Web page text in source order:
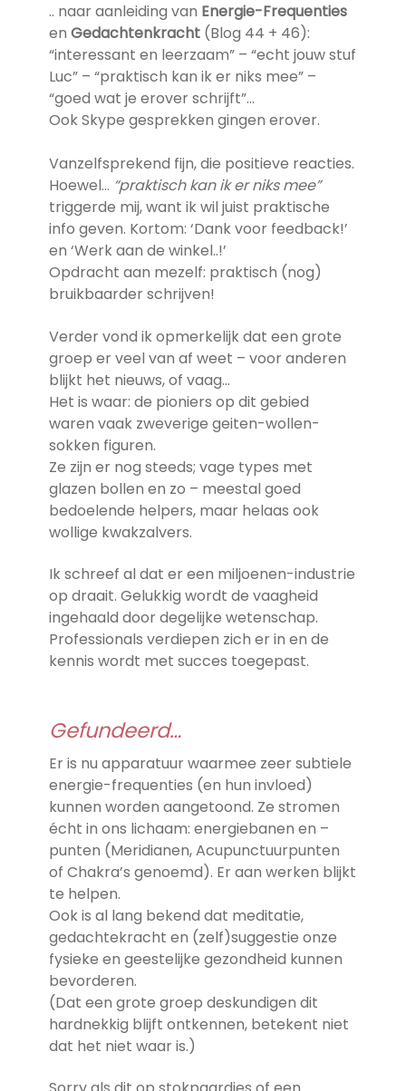
.. naar aanleiding van Energie-Frequenties
en Gedachtenkracht (Blog 44 + 46):
“interessant en leerzaam” – “echt jouw stuf
Luc” – “praktisch kan ik er niks mee” –
“goed wat je erover schrijft”…
Ook Skype gesprekken gingen erover.
Vanzelfsprekend fijn, die positieve reacties.
Hoewel… “praktisch kan ik er niks mee”
triggerde mij, want ik wil juist praktische
info geven. Kortom: ‘Dank voor feedback!’
en ‘Werk aan de winkel..!’
Opdracht aan mezelf: praktisch (nog)
bruikbaarder schrijven!
Verder vond ik opmerkelijk dat een grote
groep er veel van af weet – voor anderen
blijkt het nieuws, of vaag…
Het is waar: de pioniers op dit gebied
waren vaak zweverige geiten-wollen-
sokken figuren.
Ze zijn er nog steeds; vage types met
glazen bollen en zo – meestal goed
bedoelende helpers, maar helaas ook
wollige kwakzalvers.
Ik schreef al dat er een miljoenen-industrie
op draait. Gelukkig wordt de vaagheid
ingehaald door degelijke wetenschap.
Professionals verdiepen zich er in en de
kennis wordt met succes toegepast.
Gefundeerd…
Er is nu apparatuur waarmee zeer subtiele
energie-frequenties (en hun invloed)
kunnen worden aangetoond. Ze stromen
écht in ons lichaam: energiebanen en –
punten (Meridianen, Acupunctuurpunten
of Chakra’s genoemd). Er aan werken blijkt
te helpen.
Ook is al lang bekend dat meditatie,
gedachtekracht en (zelf)suggestie onze
fysieke en geestelijke gezondheid kunnen
bevorderen.
(Dat een grote groep deskundigen dit
hardnekkig blijft ontkennen, betekent niet
dat het niet waar is.)